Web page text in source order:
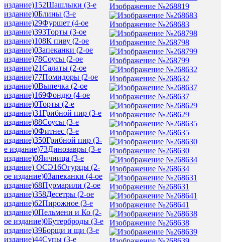
издание)152Шашлыки (3-е
издание)0Блины (3-е
издание)29Фуршет (4-ое
издание)393Торты (3-ое
издание)108К пиву (2-ое
издание)0Запеканки (2-ое
издание)78Соусы (2-ое
издание)21Салаты (2-ое
издание)77Помидоры (2-ое
издание)0Выпечка (2-ое
издание)169Фондю (4-ое
издание)0Торты (2-е
издание)31Грибной пир (3-е
издание)88Соусы (3-е
издание)0Фитнес (3-е
издание)350Грибной пир (3-
е издание)73Динозавры (3-е
издание)0Яичница (3-е
издание) ОСЭ16Огурцы (2-
ое издание)0Запеканки (4-ое
издание)68Пурмарили (2-ое
издание)358Десетры (2-ое
издание)62Пирожное (3-е
издание)0Пельмени и Ко (2-
ое издание)0Бутерброды (3-е
издание)39Борщи и щи (3-е
издание)44Супы (3-е
Изображение №268819
Изображение №268683
Изображение №268798
Изображение №268799
Изображение №268632
Изображение №268637
Изображение №268629
Изображение №268635
Изображение №268630
Изображение №268634
Изображение №268631
Изображение №268641
Изображение №268638